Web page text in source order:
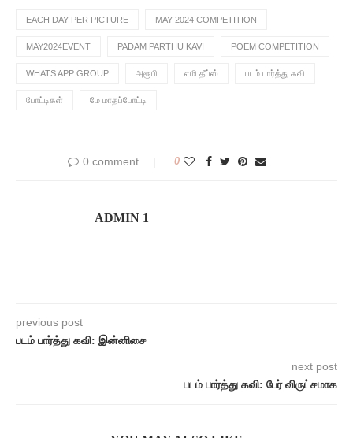
EACH DAY PER PICTURE MAY 2024 COMPETITION
MAY2024EVENT PADAM PARTHU KAVI POEM COMPETITION
WHATS APP GROUP அரூபி எமி தீப்ஸ் படம் பார்த்து கவி
போட்டிகள் மே மாதப்போட்டி
0 comment 0
ADMIN 1
previous post
படம் பார்த்து கவி: இன்னிசை
next post
படம் பார்த்து கவி: பேர் விருட்சமாக